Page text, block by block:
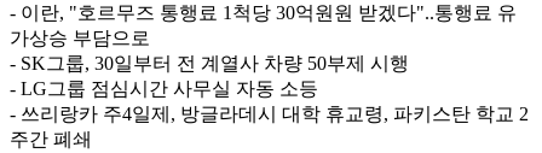
- 이란, "호르무즈 통행료 1척당 30억원원 받겠다"..통행료 유
가상승 부담으로
- SK그룹, 30일부터 전 계열사 차량 50부제 시행
- LG그룹 점심시간 사무실 자동 소등
- 쓰리랑카 주4일제, 방글라데시 대학 휴교령, 파키스탄 학교 2
주간 폐쇄